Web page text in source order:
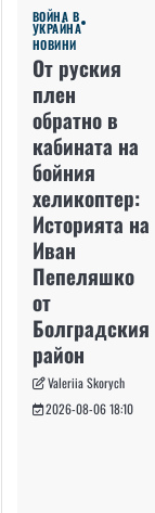
ВОЙНА В
УКРАЙНА
НОВИНИ
От руския
плен
обратно в
кабината на
бойния
хеликоптер:
Историята на
Иван
Пепеляшко
от
Болградския
район
Valeriia Skorych
2026-08-06 18:10